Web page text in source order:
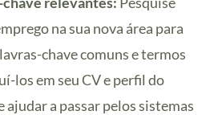
na sua nova área para
chave comuns e termos
los em seu CV e perfil do
ajudar a passar pelos sistemas